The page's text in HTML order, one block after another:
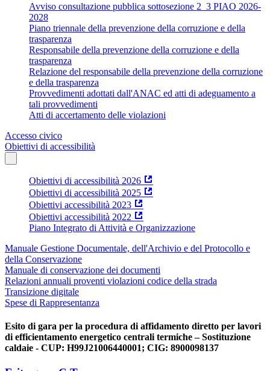
Avviso consultazione pubblica sottosezione 2_3 PIAO 2026-
2028
Piano triennale della prevenzione della corruzione e della
trasparenza
Responsabile della prevenzione della corruzione e della
trasparenza
Relazione del responsabile della prevenzione della corruzione
e della trasparenza
Provvedimenti adottati dall'ANAC ed atti di adeguamento a
tali provvedimenti
Atti di accertamento delle violazioni
Accesso civico
Obiettivi di accessibilità
Obiettivi di accessibilità 2026
Obiettivi di accessibilità 2025
Obiettivi accessibilità 2023
Obiettivi accessibilità 2022
Piano Integrato di Attività e Organizzazione
Manuale Gestione Documentale, dell'Archivio e del Protocollo e
della Conservazione
Manuale di conservazione dei documenti
Relazioni annuali proventi violazioni codice della strada
Transizione digitale
Spese di Rappresentanza
Esito di gara per la procedura di affidamento diretto per lavori
di efficientamento energetico centrali termiche – Sostituzione
caldaie - CUP: H99J21006440001; CIG: 8900098137